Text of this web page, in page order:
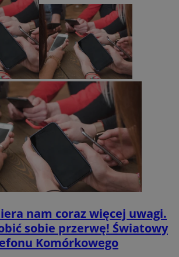
nam coraz więcej uwagi.
sobie przerwę! Światowy
Komórkowego